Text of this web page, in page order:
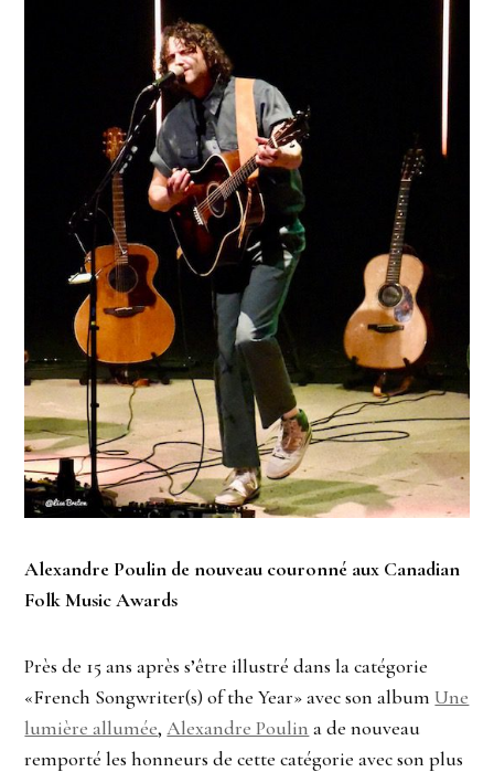
Alexandre Poulin de nouveau couronné aux Canadian
Folk Music Awards
Près de 15 ans après s’être illustré dans la catégorie
«French Songwriter(s) of the Year» avec son albumUne
lumière allumée,Alexandre Poulin a de nouveau
remporté les honneurs de cette catégorie avec son plus